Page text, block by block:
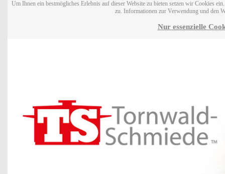
Um Ihnen ein bestmögliches Erlebnis auf dieser Website zu bieten setzen wir Cookies
zu. Informationen zur Verwendung und den
Nur essenzielle